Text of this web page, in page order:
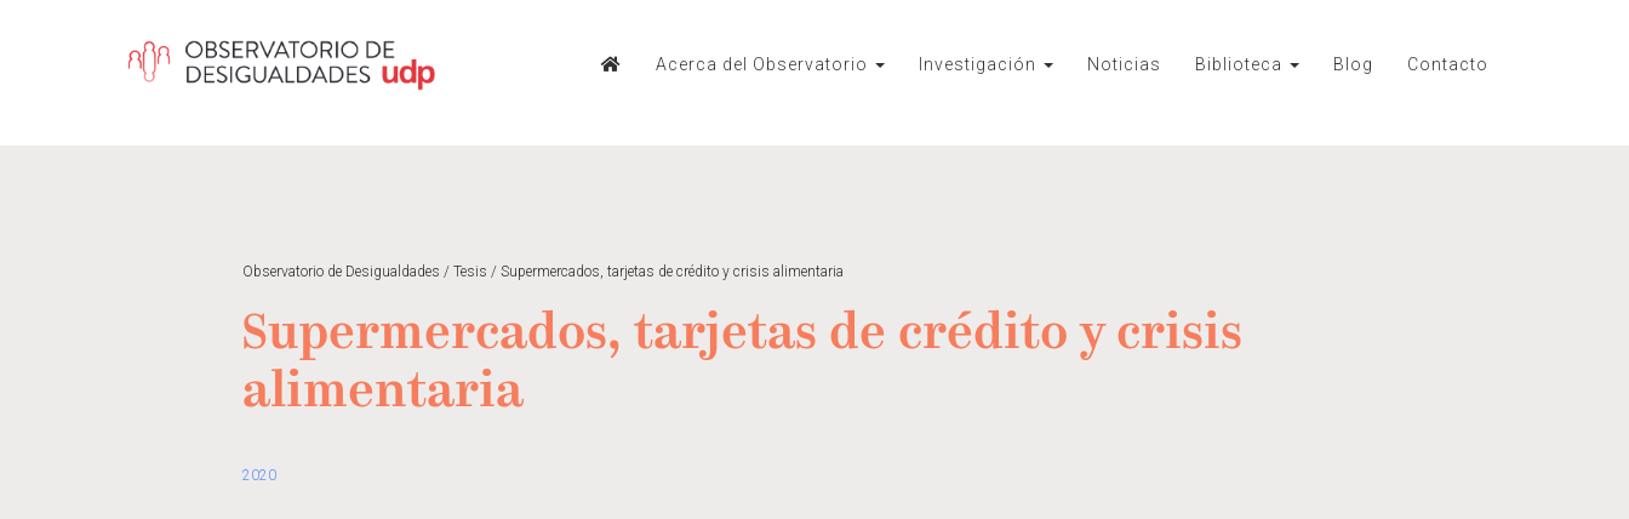
Acerca del Observatorio Investigación Noticias Biblioteca Blog Contacto
Observatorio de Desigualdades / Tesis / Supermercados, tarjetas de crédito y crisis alimentaria
Supermercados, tarjetas de crédito y crisis
alimentaria
2020